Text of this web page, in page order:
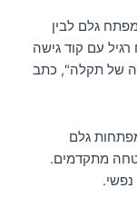
גלם לבין
עם קוד גישה
של תקלה", כתב
גלם
מתקדמים.